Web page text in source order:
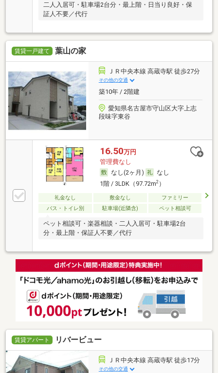
二人入居可・駐車場2台分・最上階・日当り良好・保
証人不要／代行
賃貸一戸建て 葉山の家
ＪＲ中央本線 高蔵寺駅 徒歩27分
その他の交通
築10年 / 2階建
愛知県名古屋市守山区大字上志
段味字東谷
16.50万円
管理費なし
なし(2ヶ月)
なし
1階 / 3LDK（97.72m2）
礼金なし 敷金なし
ファミリー
バス・トイレ別
駐車場(近隣含) ペット相談可
ペット相談可・楽器相談・二人入居可・駐車場2台
分・最上階・保証人不要／代行
賃貸アパート リバービュー
ＪＲ中央本線 高蔵寺駅 徒歩17分
その他の交通